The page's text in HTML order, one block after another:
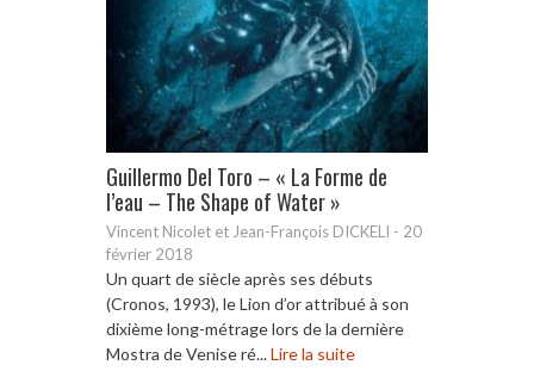
Guillermo Del Toro – « La Forme de
l’eau – The Shape of Water »
Vincent Nicolet et Jean-François DICKELI - 20
février 2018
Un quart de siècle après ses débuts
(Cronos, 1993), le Lion d’or attribué à son
dixième long-métrage lors de la dernière
Mostra de Venise ré...Lire la suite